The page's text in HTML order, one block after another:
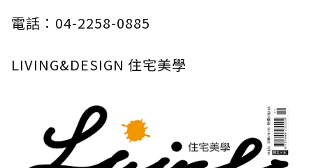
電話：04-2258-0885
LIVING&DESIGN 住宅美學